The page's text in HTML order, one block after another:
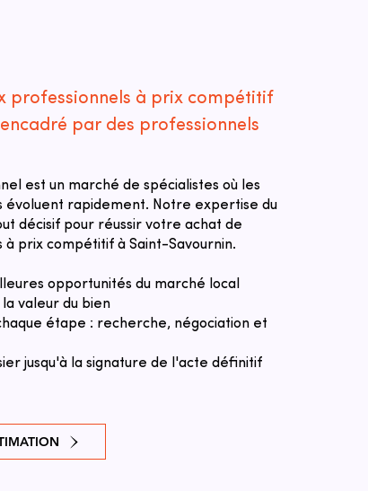
professionnels à prix compétitif
par des professionnels
est un marché de spécialistes où les
évoluent rapidement. Notre expertise du
décisif pour réussir votre achat de
à prix compétitif à Saint-Savournin.
opportunités du marché local
valeur du bien
étape : recherche, négociation et
jusqu'à la signature de l'acte définitif